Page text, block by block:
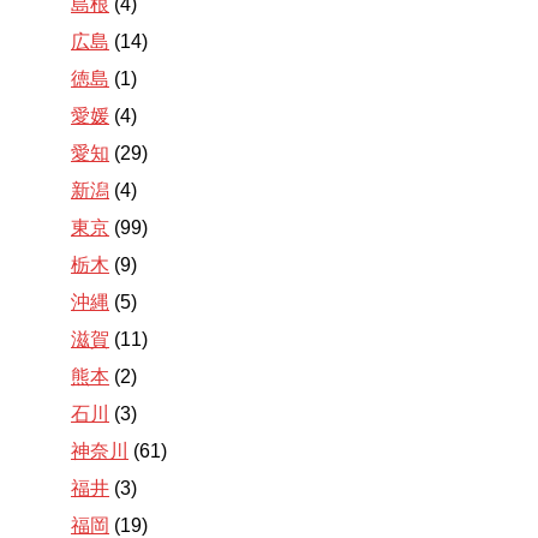
島根 (4)
広島 (14)
徳島 (1)
愛媛 (4)
愛知 (29)
新潟 (4)
東京 (99)
栃木 (9)
沖縄 (5)
滋賀 (11)
熊本 (2)
石川
(3)
神奈川
(61)
福井 (3)
福岡 (19)